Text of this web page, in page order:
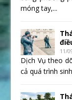
móng tay,...
11/
Dịch Vụ theo
cả quá trình